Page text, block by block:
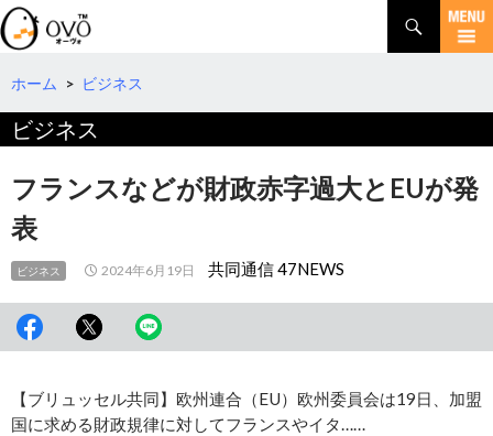
検
索
コ
テ
へ
移
ホーム > ビジネス
ビジネス
フランスなどが財政赤字過大とEUが発
表
ビジネス 2024年6月19日 共同通信 47NEWS
【ブリュッセル共同】欧州連合（EU）欧州委員会は19日、加盟
国に求める財政規律に対してフランスやイタ……